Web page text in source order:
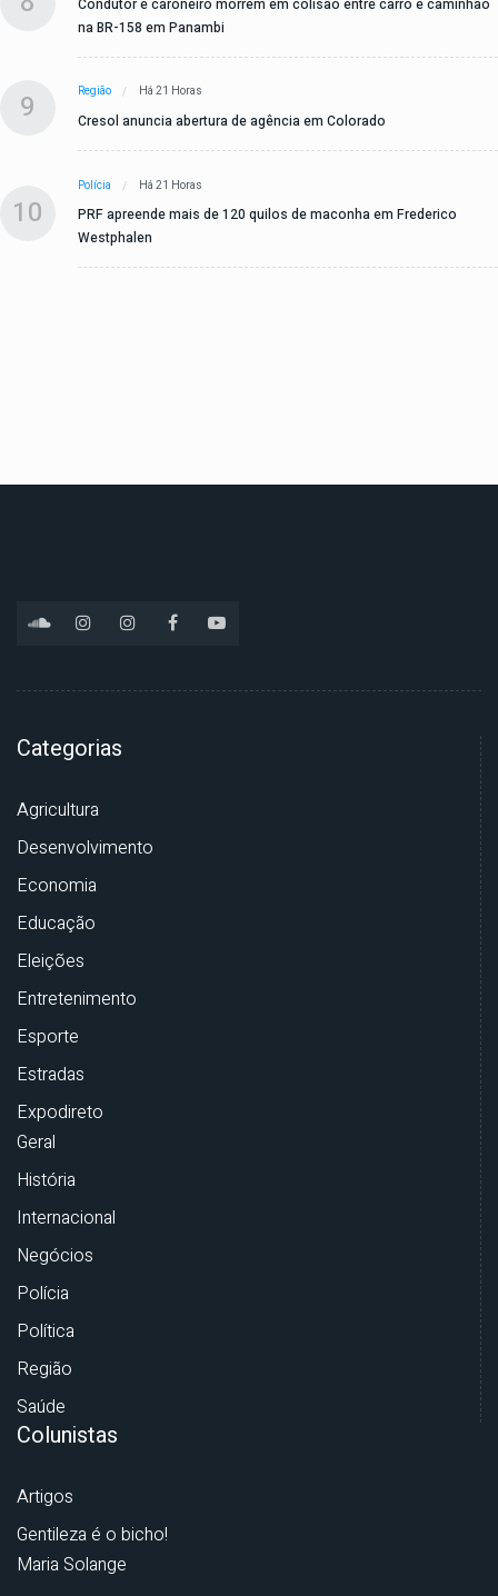
Condutor e caroneiro morrem em colisão entre carro e caminhão
na BR-158 em Panambi
9 Região Há 21 Horas
Cresol anuncia abertura de agência em Colorado
10
Polícia Há 21 Horas
PRF apreende mais de 120 quilos de maconha em Frederico
Westphalen
Categorias
Agricultura
Desenvolvimento
Economia
Educação
Eleições
Entretenimento
Esporte
Estradas
Expodireto
Geral
História
Internacional
Negócios
Polícia
Política
Região
Saúde
Colunistas
Artigos
Gentileza é o bicho!
Maria Solange